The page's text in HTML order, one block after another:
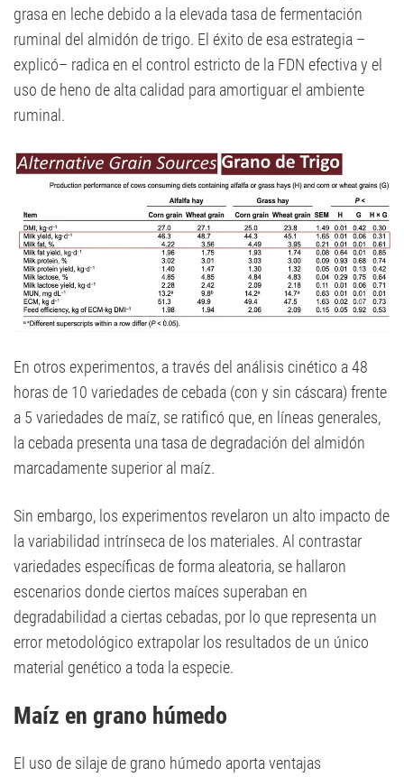
grasa en leche debido a la elevada tasa de fermentación
ruminal del almidón de trigo. El éxito de esa estrategia –
explicó– radica en el control estricto de la FDN efectiva y el
uso de heno de alta calidad para amortiguar el ambiente
ruminal.
En otros experimentos, a través del análisis cinético a 48
horas de 10 variedades de cebada (con y sin cáscara) frente
a 5 variedades de maíz, se ratificó que, en líneas generales,
la cebada presenta una tasa de degradación del almidón
marcadamente superior al maíz.
Sin embargo, los experimentos revelaron un alto impacto de
la variabilidad intrínseca de los materiales. Al contrastar
variedades específicas de forma aleatoria, se hallaron
escenarios donde ciertos maíces superaban en
degradabilidad a ciertas cebadas, por lo que representa un
error metodológico extrapolar los resultados de un único
material genético a toda la especie.
Maíz en grano húmedo
El uso de silaje de grano húmedo aporta ventajas